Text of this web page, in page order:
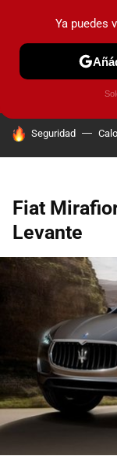
PRUEBAS
HOY SE HABLA DE
Seguridad
Fiat
Levante
Ya puedes